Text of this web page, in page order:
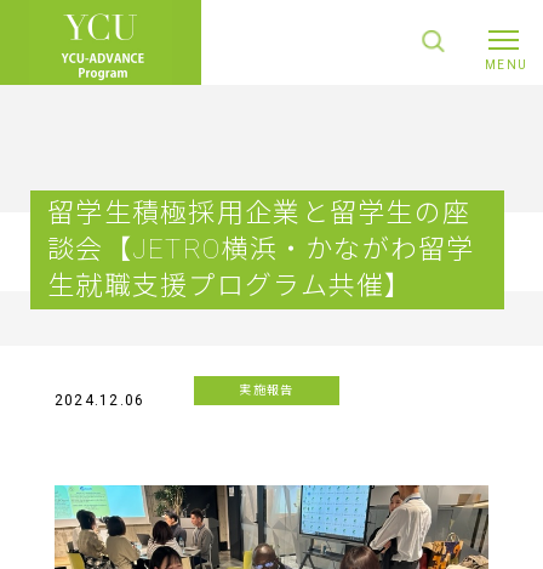
留学生積極採用企業と留学生の座
談会【JETRO横浜・かながわ留学
生就職支援プログラム共催】
2024.12.06
実施報告